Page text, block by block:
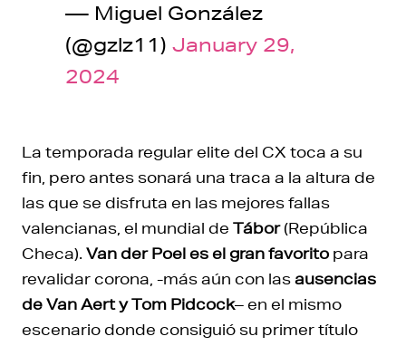
— Miguel González
(@gzlz11) January 29,
2024
La temporada regular elite del CX toca a su
fin, pero antes sonará una traca a la altura de
las que se disfruta en las mejores fallas
valencianas, el mundial de Tábor(República
Checa). Van der Poel es el gran favorito para
revalidar corona, -más aún con lasausencias
de Van Aert y Tom Pidcock– en el mismo
escenario donde consiguió su primer título